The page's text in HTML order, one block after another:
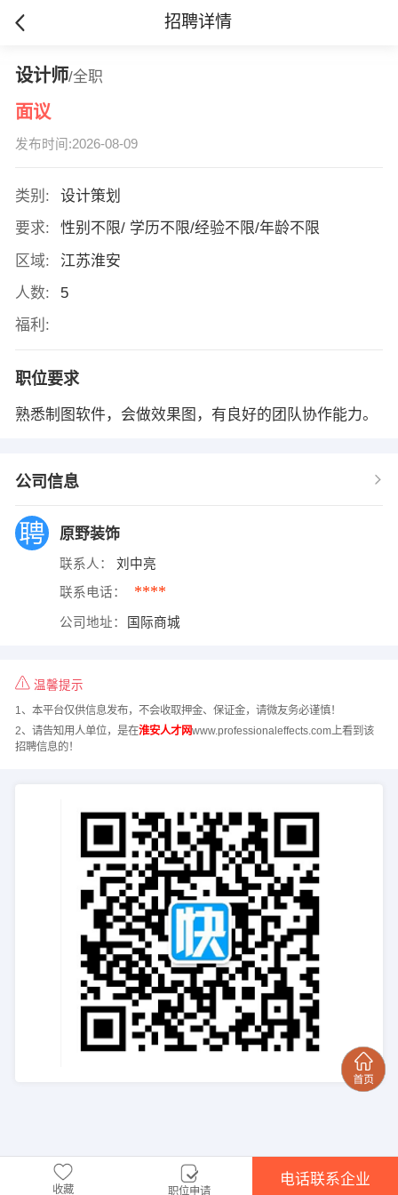
招聘详情
设计师/全职
面议
发布时间:2026-08-09
类别:
设计策划
要求:
性别不限/ 学历不限/经验不限/年龄不限
区域:
江苏淮安
人数:
5
福利:
职位要求
熟悉制图软件，会做效果图，有良好的团队协作能力。
公司信息
原野装饰
联系人： 刘中亮
联系电话： ****
公司地址： 国际商城
温馨提示
1、本平台仅供信息发布，不会收取押金、保证金，请微友务必谨慎！
2、请告知用人单位，是在淮安人才网www.professionaleffects.com上看到该
招聘信息的！
收藏 职位申请
电话联系企业